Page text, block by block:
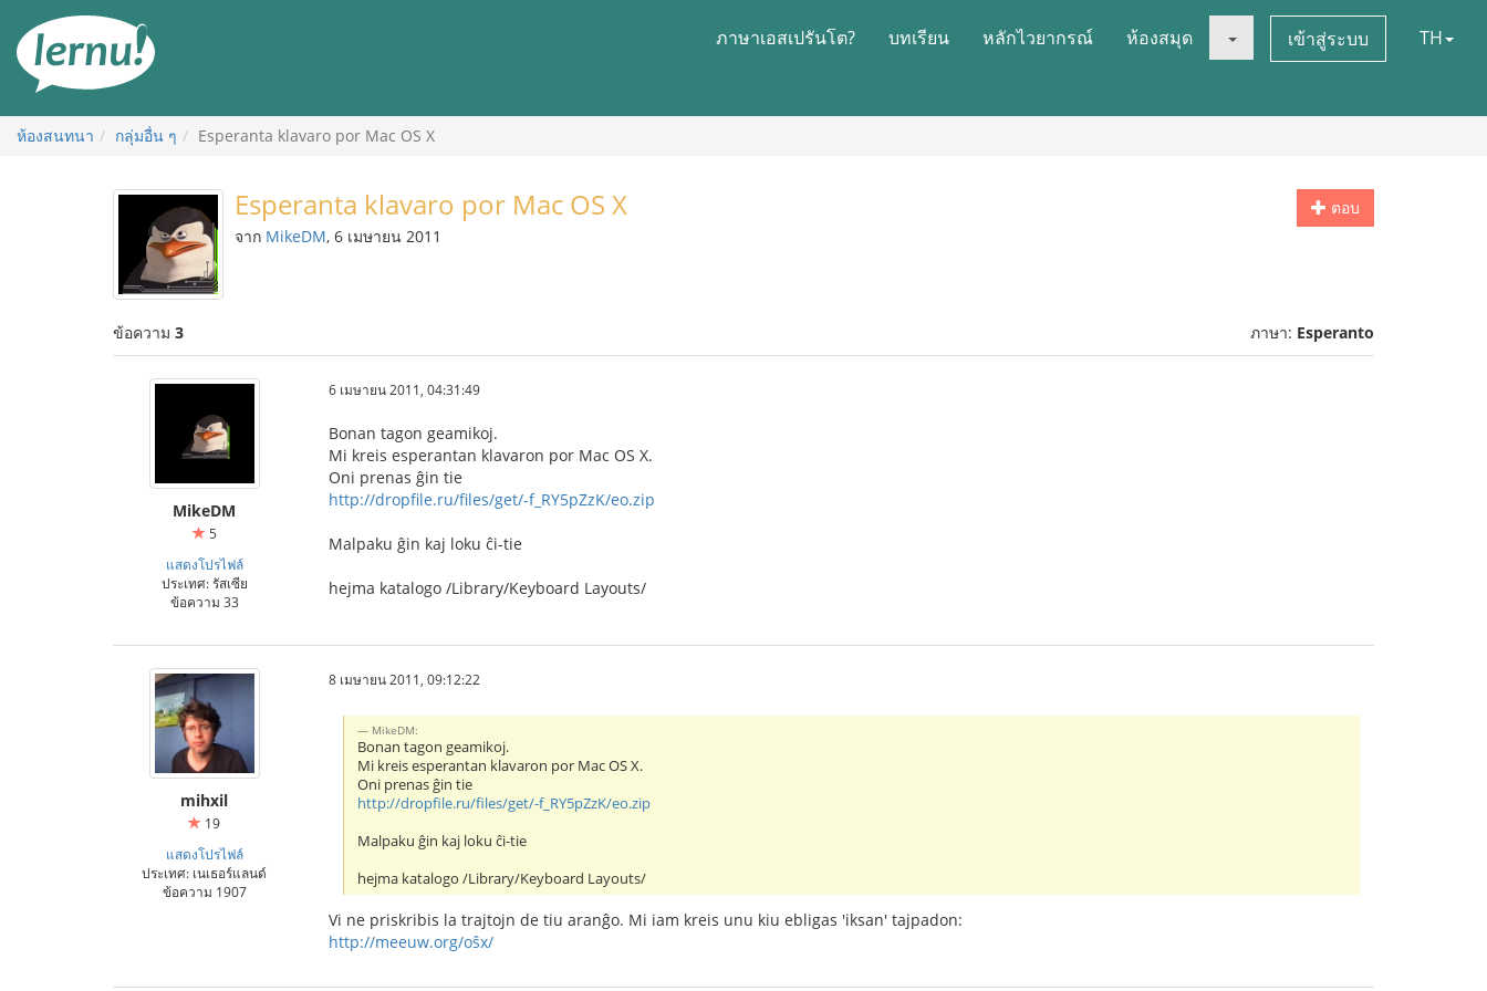
สารบัญ
ภาษาเอสเปรันโต? บทเรียน หลักไวยากรณ์ ห้องสมุด เข้าสู่ระบบ TH
ห้องสนทนา กลุ่มอื่น ๆ Esperanta klavaro por Mac OS X
ตอบ
Esperanta klavaro por Mac OS X
จาก MikeDM, 6 เมษายน 2011
ข้อความ 3 ภาษา: Esperanto
MikeDM
5
แสดงโปรไฟล์
ประเทศ: รัสเซีย
ข้อความ 33
6 เมษายน 2011, 04:31:49
Bonan tagon geamikoj.
Mi kreis esperantan klavaron por Mac OS X.
Oni prenas ĝin tie
http://dropfile.ru/files/get/-f_RY5pZzK/eo.zip
Malpaku ĝin kaj loku ĉi-tie
hejma katalogo /Library/Keyboard Layouts/
mihxil
19
แสดงโปรไฟล์
ประเทศ: เนเธอร์แลนด์
ข้อความ 1907
8 เมษายน 2011, 09:12:22
MikeDM:
Bonan tagon geamikoj.
Mi kreis esperantan klavaron por Mac OS X.
Oni prenas ĝin tie
http://dropfile.ru/files/get/-f_RY5pZzK/eo.zip
Malpaku ĝin kaj loku ĉi-tie
hejma katalogo /Library/Keyboard Layouts/
Vi ne priskribis la trajtojn de tiu aranĝo. Mi iam kreis unu kiu ebligas 'iksan' tajpadon:
http://meeuw.org/oŝx/